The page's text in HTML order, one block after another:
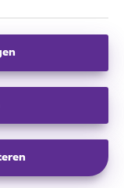
het Belgisch recht